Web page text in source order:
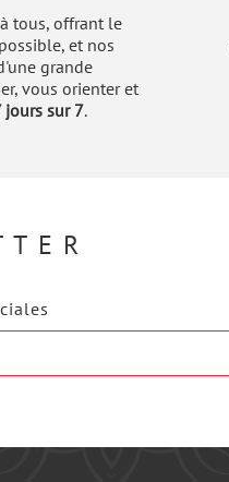
tous, offrant le
et nos
grande
vous orienter et
jours sur 7.